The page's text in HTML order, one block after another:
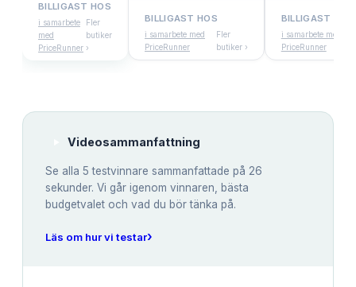
BILLIGAST HOS
i samarbete
med
PriceRunner
Fler
butiker
›
BILLIGAST HOS
i samarbete med
PriceRunner
Fler
butiker ›
BILLIGAST HOS
i samarbete med
PriceRunner
Videosammanfattning
Se alla 5 testvinnare sammanfattade på 26
sekunder. Vi går igenom vinnaren, bästa
budgetvalet och vad du bör tänka på.
Läs om hur vi testar›